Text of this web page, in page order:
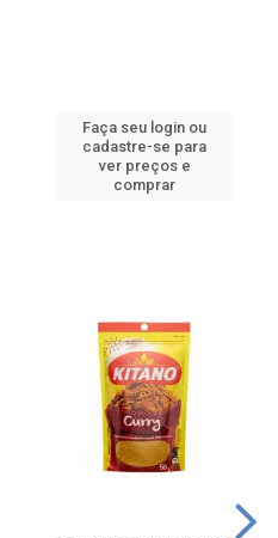
Faça seu login ou
cadastre-se para
ver preços e
comprar